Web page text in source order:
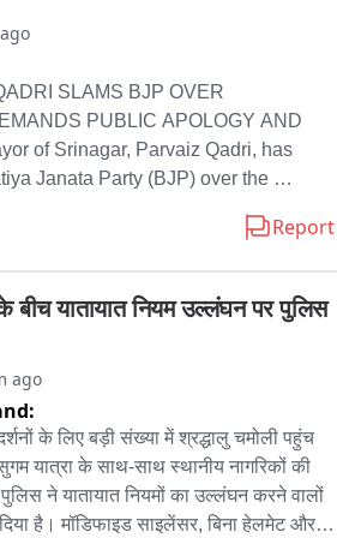
SLAMS BJP OVER
PUBLIC APOLOGY AND
of Srinagar, Parvaiz Qadri, has
Janata Party (BJP) over the
of the abrogation of Article
and could disturb the atmosphere of
and Kashmir. He urged the BJP
for the remarks and publicly
and Kashmir. Qadri also
to take appropriate action against
provocative statements should not
disturb communal harmony.
of democracy, but there should be a
or slogans that can hurt
Report
बीच यातायात नियम उल्लंघन पर पुलिस
ago
के लिए बड़ी संख्या में श्रद्धालु चमोली पहुंच
यात्रा के साथ-साथ स्थानीय नागरिकों की
ने यातायात नियमों का उल्लंघन करने वालों
है। मॉडिफाइड साइलेंसर, बिना हेलमेट और